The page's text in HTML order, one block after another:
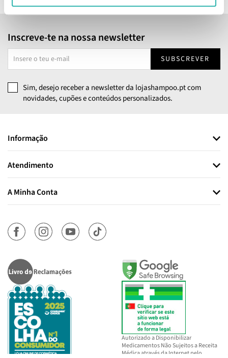
Inscreve-te na nossa newsletter
SUBSCREVER
Sim, desejo receber a newsletter da lojashampoo.pt com
novidades, cupões e conteúdos personalizados.
Informação
Atendimento
A Minha Conta
Autorizado a Disponibilizar
Medicamentos Não Sujeitos a Receita
Médica através da Internet pelo